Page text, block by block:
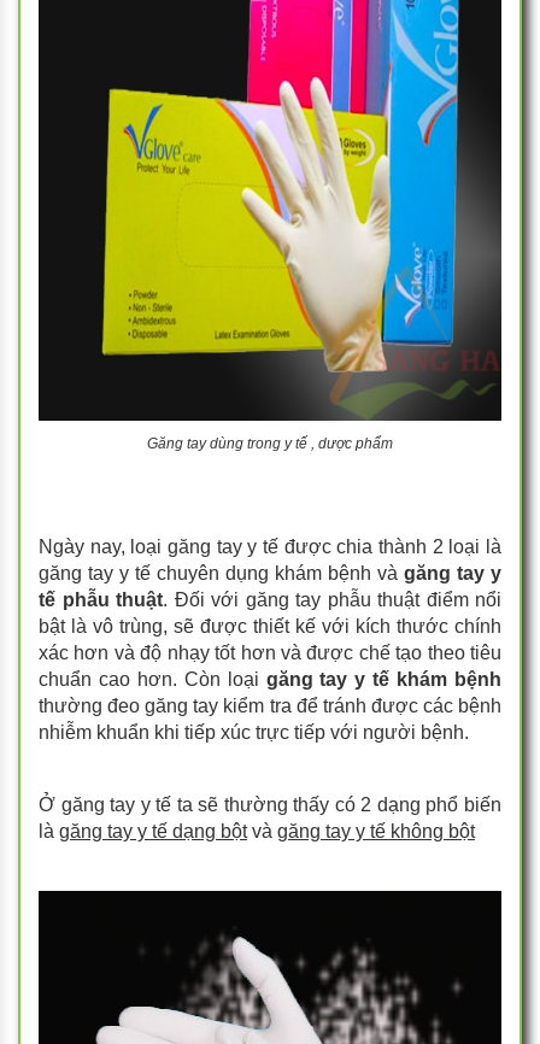
Găng tay dùng trong y tế , dược phẩm
Ngày nay, loại găng tay y tế được chia thành 2 loại là
găng tay y tế chuyên dụng khám bệnh và găng tay y
tế phẫu thuật. Đối với găng tay phẫu thuật điểm nổi
bật là vô trùng, sẽ được thiết kế với kích thước chính
xác hơn và độ nhạy tốt hơn và được chế tạo theo tiêu
chuẩn cao hơn. Còn loại găng tay y tế khám bệnh
thường đeo găng tay kiểm tra để tránh được các bệnh
nhiễm khuẩn khi tiếp xúc trực tiếp với người bệnh.
Ở găng tay y tế ta sẽ thường thấy có 2 dạng phổ biến
là găng tay y tế dạng bộtvà găng tay y tế không bột